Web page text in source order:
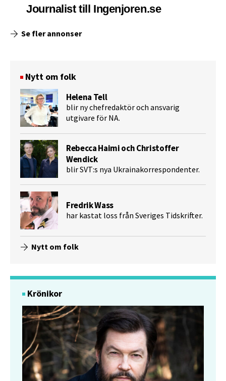
Journalist till Ingenjoren.se
Se fler annonser
Nytt om folk
Helena Tell
blir ny chefredaktör och ansvarig
utgivare för NA.
Rebecca Haimi och Christoffer
Wendick
blir SVT:s nya Ukrainakorrespondenter.
Fredrik Wass
har kastat loss från Sveriges Tidskrifter.
Nytt om folk
Krönikor